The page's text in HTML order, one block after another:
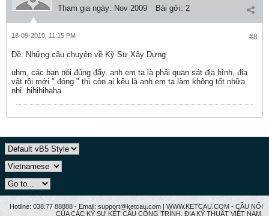
Tham gia ngày: Nov 2009 Bài gởi: 2
#8
18-09-2010, 11:15 PM
Ðề: Những câu chuyện về Kỹ Sư Xây Dựng
uhm, các bạn nói đúng đấy. anh em ta là phải quan sát địa hình, địa
vật rồi mới " đóng " thì còn ai kêu là anh em ta làm không tốt nhữa
nhỉ. hihihihaha
Hotline: 038.77 88888 - Email: support@ketcau.com | WWW.KETCAU.COM - CẦU NỐI
CỦA CÁC KỸ SƯ KẾT CẤU CÔNG TRÌNH, ĐỊA KỸ THUẬT VIỆT NAM.